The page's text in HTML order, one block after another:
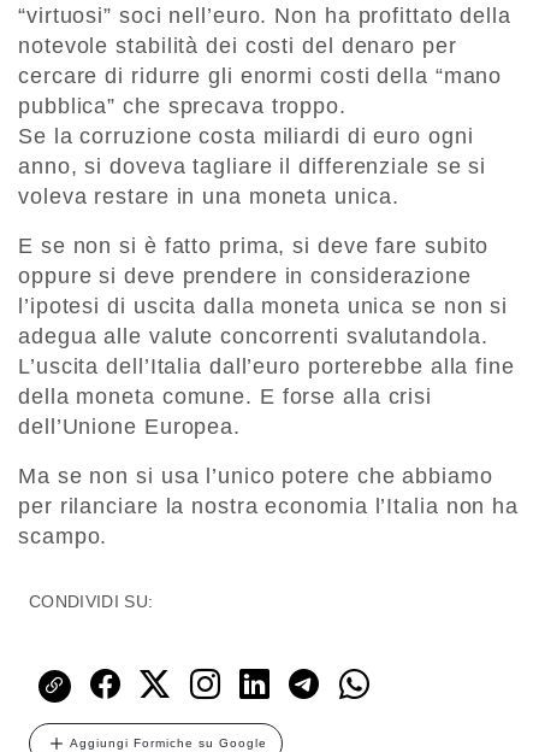
“virtuosi” soci nell’euro. Non ha profittato della
notevole stabilità dei costi del denaro per
cercare di ridurre gli enormi costi della “mano
pubblica” che sprecava troppo.
Se la corruzione costa miliardi di euro ogni
anno, si doveva tagliare il differenziale se si
voleva restare in una moneta unica.
E se non si è fatto prima, si deve fare subito
oppure si deve prendere in considerazione
l’ipotesi di uscita dalla moneta unica se non si
adegua alle valute concorrenti svalutandola.
L’uscita dell’Italia dall’euro porterebbe alla fine
della moneta comune. E forse alla crisi
dell’Unione Europea.
Ma se non si usa l’unico potere che abbiamo
per rilanciare la nostra economia l’Italia non ha
scampo.
CONDIVIDI SU:
Aggiungi Formiche su Google